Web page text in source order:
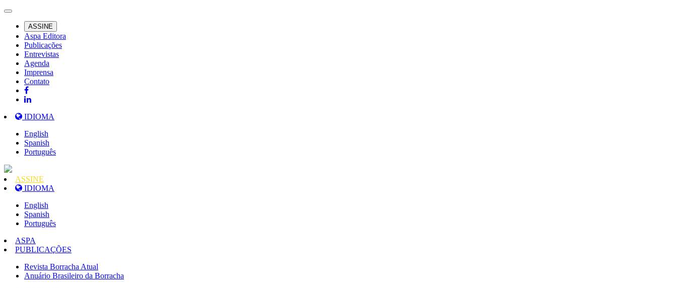
ASSINE
Aspa Editora
Publicações
Entrevistas
Agenda
Imprensa
Contato
IDIOMA
English
Spanish
Português
ASSINE
IDIOMA
English
Spanish
Português
ASPA
PUBLICAÇÕES
Revista Borracha Atual
Anuário Brasileiro da Borracha